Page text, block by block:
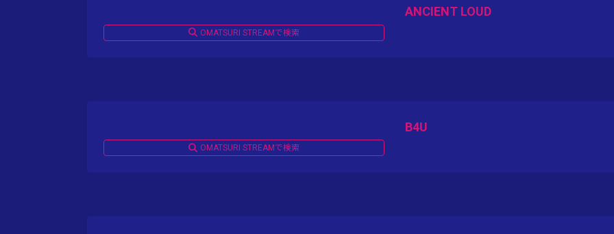
OMATSURI STREAMで検索
ANCIENT LOUD
OMATSURI STREAMで検索
B4U